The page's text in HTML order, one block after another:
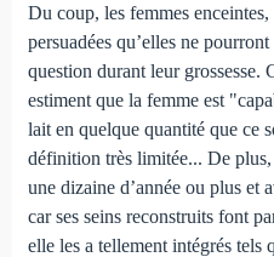
Du coup, les femmes
persuadées qu’elles ne
question durant leur grossesse.
estiment que la femme est
lait en quelque quantité que ce
définition très limitée... De
une dizaine d’année ou plus et
car ses seins reconstruits font
elle les a tellement intégrés tels